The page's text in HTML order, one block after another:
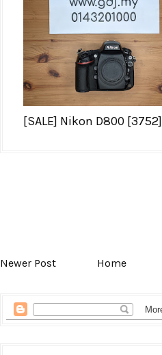
[SALE] Nikon D800 [3752]
Newer Post Home